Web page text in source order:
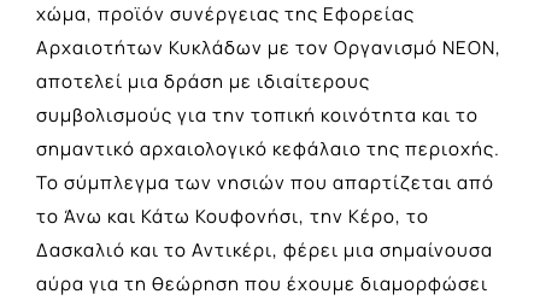
χώμα, προϊόν συνέργειας της Εφορείας
Αρχαιοτήτων Κυκλάδων με τον Οργανισμό ΝΕΟΝ,
αποτελεί μια δράση με ιδιαίτερους
συμβολισμούς για την τοπική κοινότητα και το
σημαντικό αρχαιολογικό κεφάλαιο της περιοχής.
Το σύμπλεγμα των νησιών που απαρτίζεται από
το Άνω και Κάτω Κουφονήσι, την Κέρο, το
Δασκαλιό και το Αντικέρι, φέρει μια σημαίνουσα
αύρα για τη θεώρηση που έχουμε διαμορφώσει